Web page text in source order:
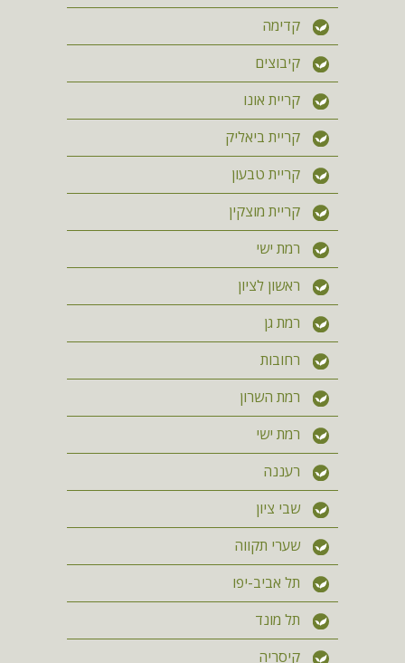
קדימה
קיבוצים
קריית אונו
קריית ביאליק
קריית טבעון
קריית מוצקין
רמת ישי
ראשון לציון
רמת גן
רחובות
רמת השרון
רמת ישי
רעננה
שבי ציון
שערי תקווה
תל אביב-יפו
תל מונד
קיסריה